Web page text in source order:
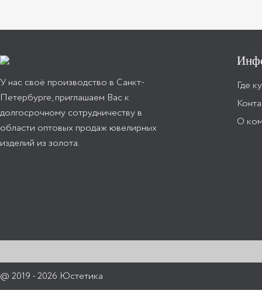
У нас своё производство в Санкт-
Петербурге, приглашаем Вас к
долгосрочному сотрудничеству в
области оптовых продаж ювелирных
изделий из золота.
Где
О
@ 2019 - 2026 Юстетика